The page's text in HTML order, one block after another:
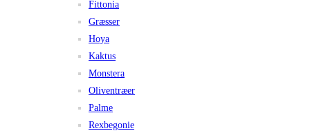
Fittonia
Græsser
Hoya
Kaktus
Monstera
Oliventræer
Palme
Rexbegonie